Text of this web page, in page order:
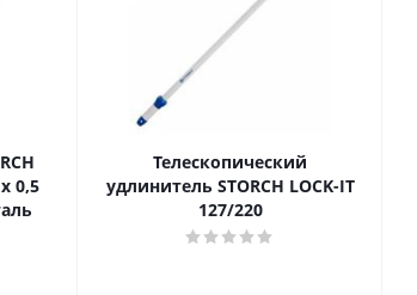
0,5
Телескопический
удлинитель STORCH LOCK-IT
127/220